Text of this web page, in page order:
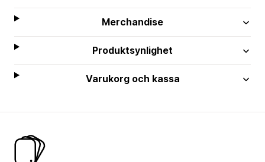
Merchandise
Produktsynlighet
Varukorg och kassa